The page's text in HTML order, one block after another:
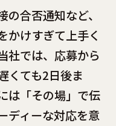
合否通知など、
かけすぎて上手く
社では、応募から
くても2日後ま
は「その場」で伝
ディーな対応を意